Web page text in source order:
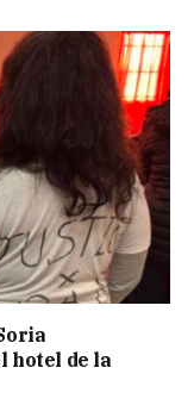
hotel de la